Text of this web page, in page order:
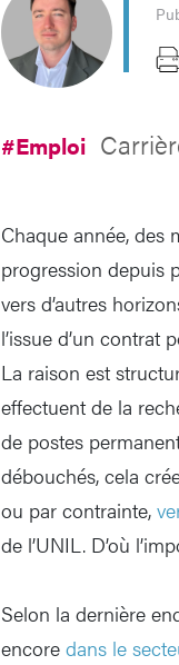
#Emploi
Chaque année, des
progression depuis
vers d’autres
l’issue d’un contrat
La raison est
effectuent de la
de postes
débouchés, cela
ou par contrainte,
de l’UNIL. D’où
Selon la dernière
encore dans le